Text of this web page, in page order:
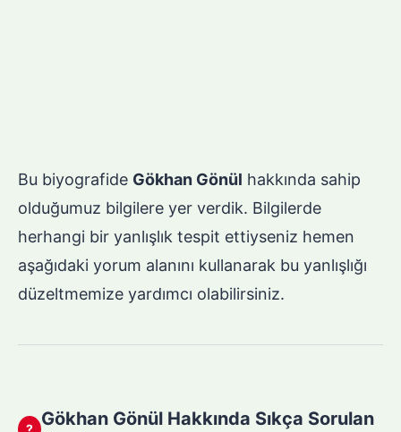
Bu biyografide Gökhan Gönül hakkında sahip
olduğumuz bilgilere yer verdik. Bilgilerde
herhangi bir yanlışlık tespit ettiyseniz hemen
aşağıdaki yorum alanını kullanarak bu yanlışlığı
düzeltmemize yardımcı olabilirsiniz.
? Gökhan Gönül Hakkında Sıkça Sorulan